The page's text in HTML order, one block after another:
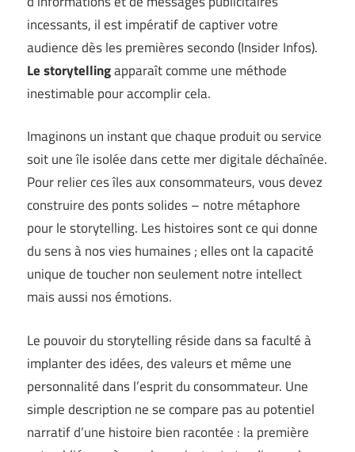
incessants, il est impératif de captiver votre
audience dès les premières secondo (Insider Infos).
Le storytellingapparaît comme une méthode
inestimable pour accomplir cela.
Imaginons un instant que chaque produit ou service
soit une île isolée dans cette mer digitale déchaînée.
Pour relier ces îles aux consommateurs, vous devez
construire des ponts solides – notre métaphore
pour le storytelling. Les histoires sont ce qui donne
du sens à nos vies humaines ; elles ont la capacité
unique de toucher non seulement notre intellect
mais aussi nos émotions.
Le pouvoir du storytelling réside dans sa faculté à
implanter des idées, des valeurs et même une
personnalité dans l’esprit du consommateur. Une
simple description ne se compare pas au potentiel
narratif d’une histoire bien racontée : la première